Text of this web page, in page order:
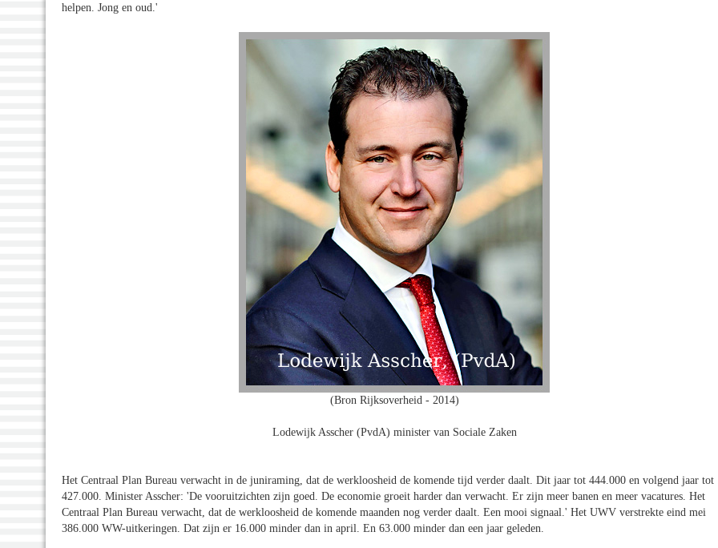
helpen. Jong en oud.'
(Bron Rijksoverheid - 2014)
Lodewijk Asscher (PvdA) minister van Sociale Zaken
Het Centraal Plan Bureau verwacht in de juniraming, dat de werkloosheid de komende tijd verder daalt. Dit jaar tot 444.000 en volgend jaar tot
427.000. Minister Asscher: 'De vooruitzichten zijn goed. De economie groeit harder dan verwacht. Er zijn meer banen en meer vacatures. Het
Centraal Plan Bureau verwacht, dat de werkloosheid de komende maanden nog verder daalt. Een mooi signaal.' Het UWV verstrekte eind mei
386.000 WW-uitkeringen. Dat zijn er 16.000 minder dan in april. En 63.000 minder dan een jaar geleden.